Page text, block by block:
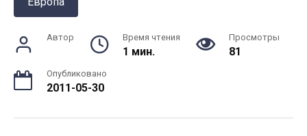
Автор Время чтения
1 мин.
Просмотры
81
Опубликовано
2011-05-30